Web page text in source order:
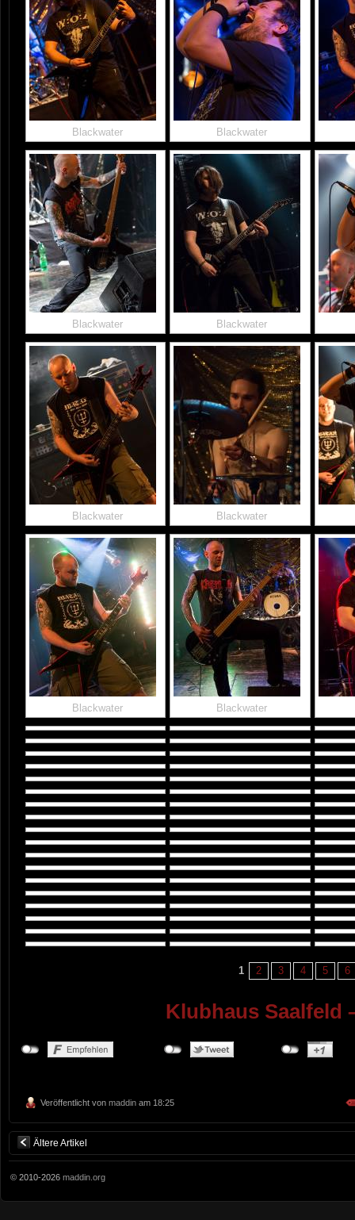
Blackwater Blackwater
Blackwater Blackwater
Blackwater Blackwater
Blackwater Blackwater
1 2 3 4 5 6
Klubhaus Saalfeld
Veröffentlicht von maddin am 18:25
Ältere Artikel
© 2010-2026 maddin.org